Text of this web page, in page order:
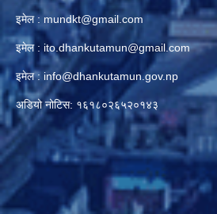
इमेल : mundkt@gmail.com
इमेल : ito.dhankutamun@gmail.com
इमेल : info@dhankutamun.gov.np
अडियो नोटिस: १६१८०२६५२०१४३